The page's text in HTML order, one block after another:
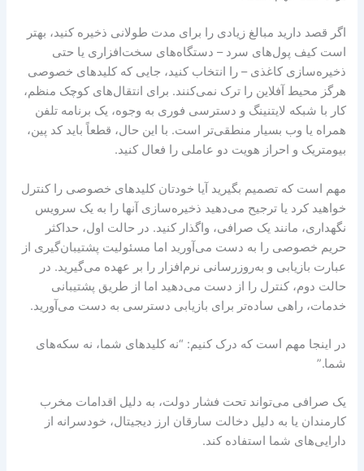
اگر قصد دارید مبالغ زیادی را برای مدت طولانی ذخیره کنید، بهتر
است کیف پول‌های سرد – دستگاه‌های سخت‌افزاری یا حتی
ذخیره‌سازی کاغذی – را انتخاب کنید، جایی که کلیدهای خصوصی
هرگز محیط آفلاین را ترک نمی‌کنند. برای انتقال‌های کوچک منظم،
کار با شبکه لایتنینگ و دسترسی فوری به وجوه، یک برنامه تلفن
همراه یا وب بسیار منطقی‌تر است. با این حال، قطعاً باید کد پین،
بیومتریک و احراز هویت دو عاملی را فعال کنید.
مهم است که تصمیم بگیرید آیا خودتان کلیدهای خصوصی را کنترل
خواهید کرد یا ترجیح می‌دهید ذخیره‌سازی آنها را به یک سرویس
نگهداری، مانند یک صرافی، واگذار کنید. در حالت اول، حداکثر
حریم خصوصی را به دست می‌آورید اما مسئولیت پشتیبان‌گیری از
عبارت بازیابی و به‌روزرسانی نرم‌افزار را بر عهده می‌گیرید. در
حالت دوم، کنترل را از دست می‌دهید اما از طریق پشتیبانی
خدمات، راهی ساده‌تر برای بازیابی دسترسی به دست می‌آورید.
در اینجا مهم است که درک کنیم: “نه کلیدهای شما، نه سکه‌های
شما.”
یک صرافی می‌تواند تحت فشار دولت، به دلیل اقدامات مخرب
کارمندان یا به دلیل دخالت سارقان ارز دیجیتال، خودسرانه از
دارایی‌های شما استفاده کند.